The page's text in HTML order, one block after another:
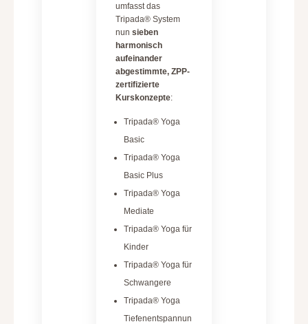
umfasst das
Tripada® System
nun sieben
harmonisch
aufeinander
abgestimmte, ZPP-
zertifizierte
Kurskonzepte:
Tripada® Yoga
Basic
Tripada® Yoga
Basic Plus
Tripada® Yoga
Mediate
Tripada® Yoga für
Kinder
Tripada® Yoga für
Schwangere
Tripada® Yoga
Tiefenentspannun